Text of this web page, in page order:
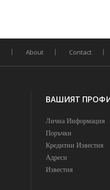
About Contact
ВАШИЯТ
Лична Информация
Поръчки
Кредитни Известия
Адреси
Известия